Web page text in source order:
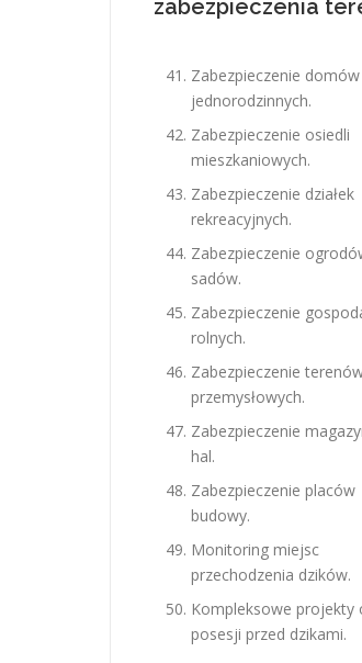
zabezpieczenia
Zabezpieczenie domów
jednorodzinnych.
Zabezpieczenie osiedli
mieszkaniowych.
Zabezpieczenie działek
rekreacyjnych.
Zabezpieczenie
sadów.
Zabezpieczenie
rolnych.
Zabezpieczenie
przemysłowych.
Zabezpieczenie
hal.
Zabezpieczenie placów
budowy.
Monitoring miejsc
przechodzenia dzików.
Kompleksowe projekty
posesji przed dzikami.